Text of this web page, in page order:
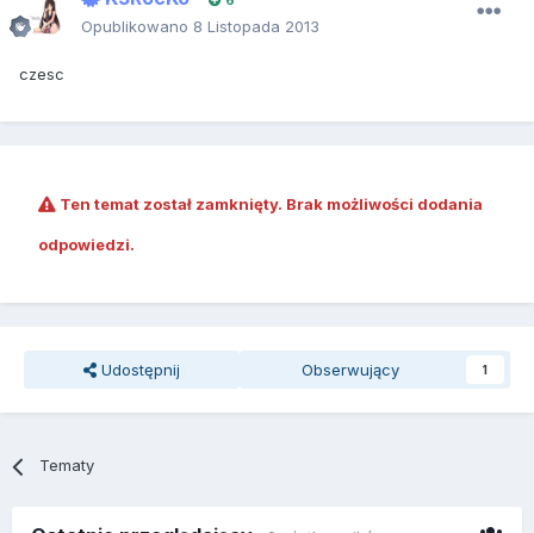
Opublikowano 8 Listopada 2013
czesc
Ten temat został zamknięty. Brak możliwości dodania
odpowiedzi.
Udostępnij Obserwujący 1
Tematy